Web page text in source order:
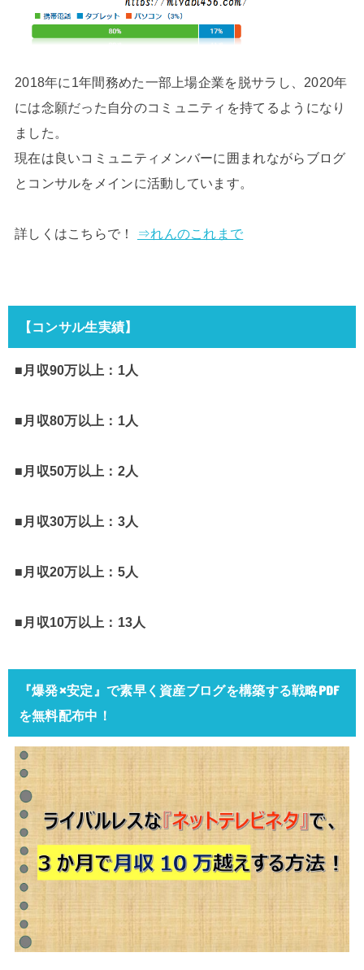
2018年に1年間務めた一部上場企業を脱サラし、2020年
には念願だった自分のコミュニティを持てるようになり
ました。
現在は良いコミュニティメンバーに囲まれながらブログ
とコンサルをメインに活動しています。
詳しくはこちらで！ ⇒れんのこれまで
【コンサル生実績】
■月収90万以上：1人
■月収80万以上：1人
■月収50万以上：2人
■月収30万以上：3人
■月収20万以上：5人
■月収10万以上：13人
『爆発×安定』で素早く資産ブログを構築する戦略PDF
を無料配布中！